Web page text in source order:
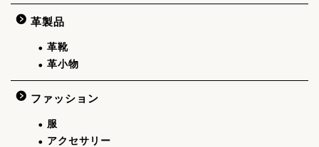
革製品
革靴
革小物
ファッション
服
アクセサリー